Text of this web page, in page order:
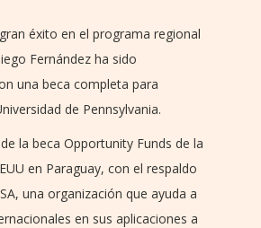
éxito en el programa regional
Fernández ha sido
una beca completa para
de Pennsylvania.
la beca Opportunity Funds de la
en Paraguay, con el respaldo
una organización que ayuda a
en sus aplicaciones a